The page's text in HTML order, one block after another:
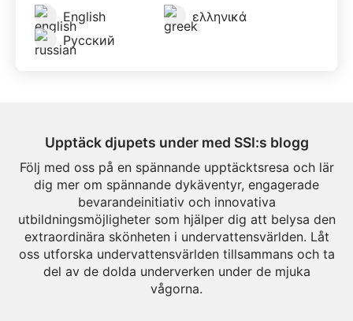
English
ελληνικά
Русский
Upptäck djupets under med SSI:s blogg
Följ med oss på en spännande upptäcktsresa och lär
dig mer om spännande dykäventyr, engagerade
bevarandeinitiativ och innovativa
utbildningsmöjligheter som hjälper dig att belysa den
extraordinära skönheten i undervattensvärlden. Låt
oss utforska undervattensvärlden tillsammans och ta
del av de dolda underverken under de mjuka
vågorna.